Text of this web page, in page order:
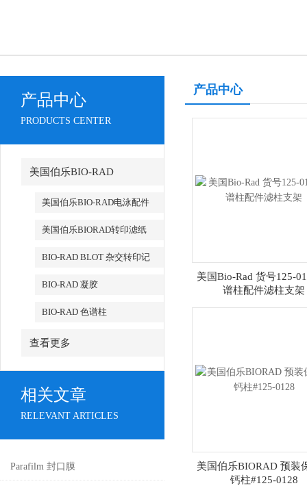
产品中心
PRODUCTS CENTER
美国伯乐BIO-RAD
美国伯乐BIO-RAD电泳配件
美国伯乐BIORAD转印滤纸
BIO-RAD BLOT 杂交转印记
BIO-RAD 凝胶
BIO-RAD 色谱柱
查看更多
相关文章
RELEVANT ARTICLES
Parafilm 封口膜
产品中心
美国Bio-Rad 货号125-
谱柱配件滤柱支架
美国伯乐BIORAD 预装
钙柱#125-0128